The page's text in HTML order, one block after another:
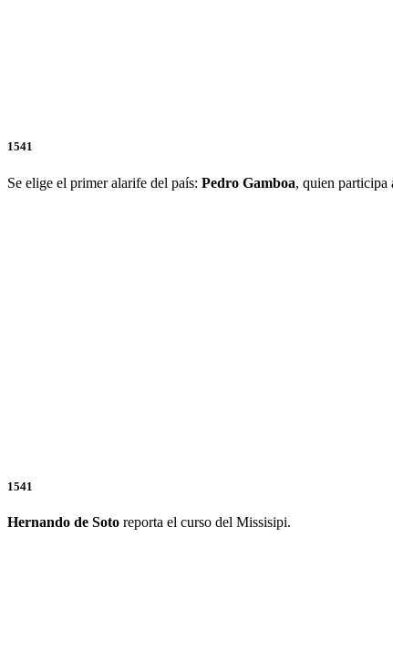
1541
Se elige el primer alarife del país: Pedro Gamboa, quien participa
1541
Hernando de Soto reporta el curso del Missisipi.